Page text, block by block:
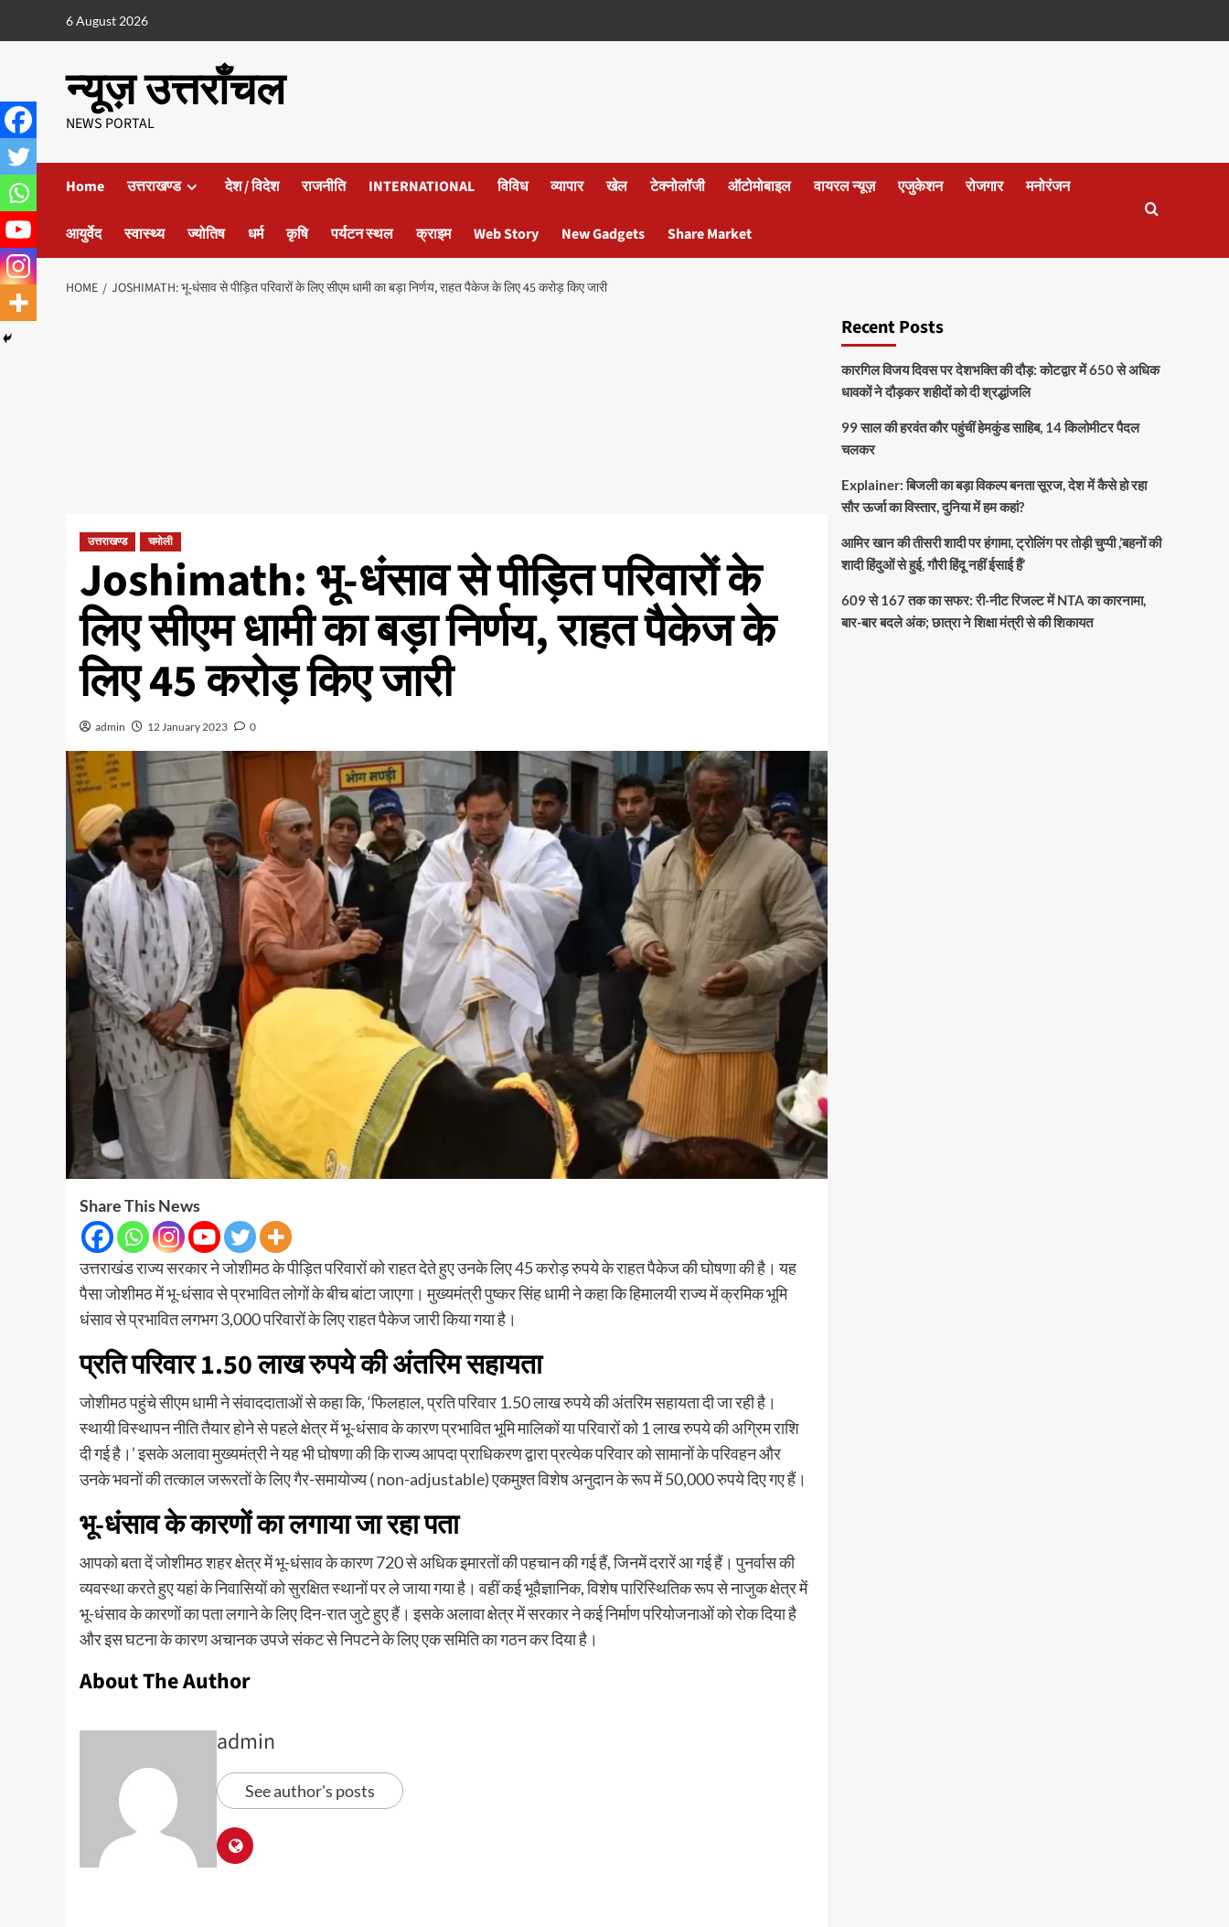
6 August 2026
न्यूज़ उत्तराँचल
NEWS PORTAL
Home उत्तराखण्ड देश / विदेश राजनीति INTERNATIONAL विविध व्यापार खेल टेक्नोलॉजी ऑटोमोबाइल वायरल न्यूज़ एजुकेशन रोजगार मनोरंजन
आयुर्वेद स्वास्थ्य ज्योतिष धर्म कृषि पर्यटन स्थल क्राइम Web Story New Gadgets Share Market
HOME JOSHIMATH: भू-धंसाव से पीड़ित परिवारों के लिए सीएम धामी का बड़ा निर्णय, राहत पैकेज के लिए 45 करोड़ किए जारी
उत्तराखण्ड चमोली
Joshimath: भू-धंसाव से पीड़ित परिवारों के
लिए सीएम धामी का बड़ा निर्णय, राहत पैकेज के
लिए 45 करोड़ किए जारी
admin 12 January 2023 0
Share This News
उत्तराखंड राज्य सरकार ने जोशीमठ के पीड़ित परिवारों को राहत देते हुए उनके लिए 45 करोड़ रुपये के राहत पैकेज की घोषणा की है। यह
पैसा जोशीमठ में भू-धंसाव से प्रभावित लोगों के बीच बांटा जाएगा। मुख्यमंत्री पुष्कर सिंह धामी ने कहा कि हिमालयी राज्य में क्रमिक भूमि
धंसाव से प्रभावित लगभग 3,000 परिवारों के लिए राहत पैकेज जारी किया गया है।
प्रति परिवार 1.50 लाख रुपये की अंतरिम सहायता
जोशीमठ पहुंचे सीएम धामी ने संवाददाताओं से कहा कि, ‘फिलहाल, प्रति परिवार 1.50 लाख रुपये की अंतरिम सहायता दी जा रही है।
स्थायी विस्थापन नीति तैयार होने से पहले क्षेत्र में भू-धंसाव के कारण प्रभावित भूमि मालिकों या परिवारों को 1 लाख रुपये की अग्रिम राशि
दी गई है।’ इसके अलावा मुख्यमंत्री ने यह भी घोषणा की कि राज्य आपदा प्राधिकरण द्वारा प्रत्येक परिवार को सामानों के परिवहन और
उनके भवनों की तत्काल जरूरतों के लिए गैर-समायोज्य ( non-adjustable) एकमुश्त विशेष अनुदान के रूप में 50,000 रुपये दिए गए हैं।
भू-धंसाव के कारणों का लगाया जा रहा पता
आपको बता दें जोशीमठ शहर क्षेत्र में भू-धंसाव के कारण 720 से अधिक इमारतों की पहचान की गई हैं, जिनमें दरारें आ गई हैं। पुनर्वास की
व्यवस्था करते हुए यहां के निवासियों को सुरक्षित स्थानों पर ले जाया गया है। वहीं कई भूवैज्ञानिक, विशेष पारिस्थितिक रूप से नाजुक क्षेत्र में
भू-धंसाव के कारणों का पता लगाने के लिए दिन-रात जुटे हुए हैं। इसके अलावा क्षेत्र में सरकार ने कई निर्माण परियोजनाओं को रोक दिया है
और इस घटना के कारण अचानक उपजे संकट से निपटने के लिए एक समिति का गठन कर दिया है।
About The Author
admin
See author's posts
Recent Posts
कारगिल विजय दिवस पर देशभक्ति की दौड़: कोटद्वार में 650 से अधिक
धावकों ने दौड़कर शहीदों को दी श्रद्धांजलि
99 साल की हरवंत कौर पहुंचीं हेमकुंड साहिब, 14 किलोमीटर पैदल
चलकर
Explainer: बिजली का बड़ा विकल्प बनता सूरज, देश में कैसे हो रहा
सौर ऊर्जा का विस्तार, दुनिया में हम कहां?
आमिर खान की तीसरी शादी पर हंगामा, ट्रोलिंग पर तोड़ी चुप्पी ,’बहनों की
शादी हिंदुओं से हुई, गौरी हिंदू नहीं ईसाई हैं’
609 से 167 तक का सफर: री-नीट रिजल्ट में NTA का कारनामा,
बार-बार बदले अंक; छात्रा ने शिक्षा मंत्री से की शिकायत